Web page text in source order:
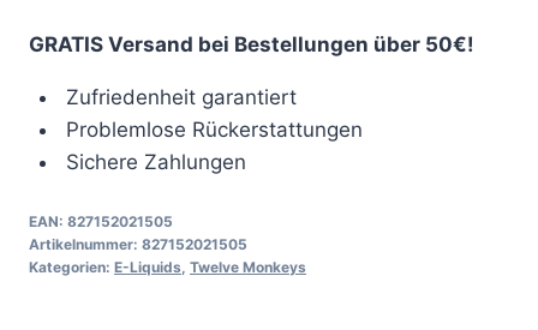
Iced
Liquid
50ml
Menge
GRATIS Versand bei Bestellungen über 50€!
Zufriedenheit garantiert
Problemlose Rückerstattungen
Sichere Zahlungen
EAN: 827152021505
Artikelnummer: 827152021505
Kategorien: E-Liquids Twelve Monkeys